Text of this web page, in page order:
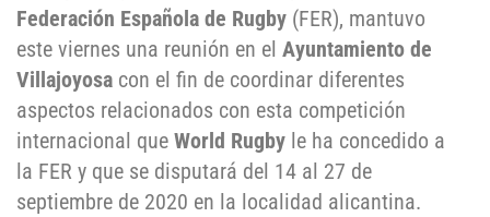
Federación Española de Rugby (FER), mantuvo
este viernes una reunión en el Ayuntamiento de
Villajoyosa con el fin de coordinar diferentes
aspectos relacionados con esta competición
internacional que World Rugby le ha concedido a
la FER y que se disputará del 14 al 27 de
septiembre de 2020 en la localidad alicantina.